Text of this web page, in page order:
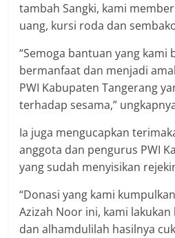
tambah Sangki, kami
uang, kursi roda dan
“Semoga bantuan yang kami
bermanfaat dan menjadi
PWI Kabupaten Tangerang
terhadap sesama,”
Ia juga mengucapkan
anggota dan pengurus PWI
yang sudah menyisikan
“Donasi yang kami
Azizah Noor ini, kami
dan alhamdulilah hasilnya